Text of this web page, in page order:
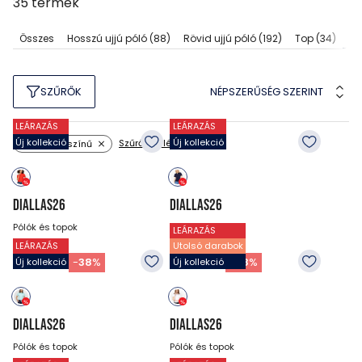
Összes Hosszú ujjú póló(88) Rövid ujjú póló(192) Top(34)
SZŰRŐK NÉPSZERŰSÉG SZERINT
Minta: egyszínű Szűrők törlése
LEÁRAZÁS
Új kollekció
DIALLAS26
Pólók és topok
12 990Ft
7 990Ft -38%
LEÁRAZÁS
Új kollekció
DIALLAS26
Pólók és topok
12 990Ft
7 990Ft 38%
LEÁRAZÁS
Új kollekció
DIALLAS26
Pólók és topok
LEÁRAZÁS
Utolsó darabok
Új kollekció
DIALLAS26
Pólók és topok